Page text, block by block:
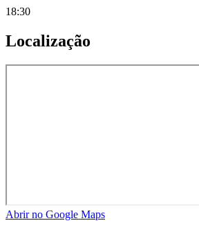
18:30
Localização
Abrir no Google Maps